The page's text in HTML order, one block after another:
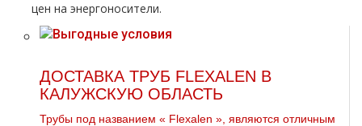
цен на энергоносители.
ДОСТАВКА ТРУБ FLEXALEN В
КАЛУЖСКУЮ ОБЛАСТЬ
Трубы под названием « Flехalеn », являются отличным